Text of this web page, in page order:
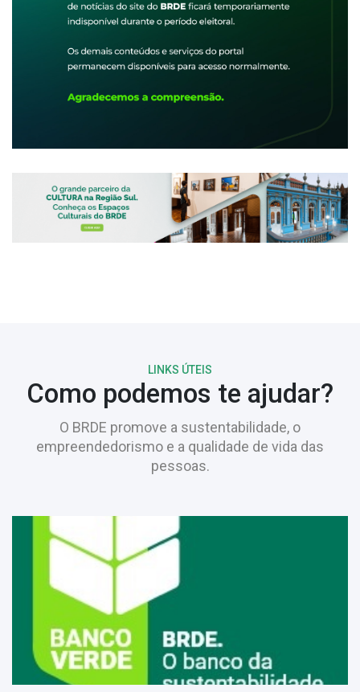
LINKS ÚTEIS
Como podemos te ajudar?
O BRDE promove a sustentabilidade, o
empreendedorismo e a qualidade de vida das
pessoas.